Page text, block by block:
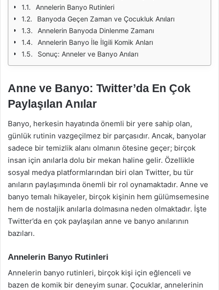
Annelerin Banyo Rutinleri
Banyoda Geçen Zaman ve Çocukluk Anıları
Annelerin Banyoda Dinlenme Zamanı
Annelerin Banyo İle İlgili Komik Anları
Sonuç: Anneler ve Banyo Anıları
Anne ve Banyo: Twitter’da En Çok
Paylaşılan Anılar
Banyo, herkesin hayatında önemli bir yere sahip olan,
günlük rutinin vazgeçilmez bir parçasıdır. Ancak, banyolar
sadece bir temizlik alanı olmanın ötesine geçer; birçok
insan için anılarla dolu bir mekan haline gelir. Özellikle
sosyal medya platformlarından biri olan Twitter, bu tür
anıların paylaşımında önemli bir rol oynamaktadır. Anne ve
banyo temalı hikayeler, birçok kişinin hem gülümsemesine
hem de nostaljik anılarla dolmasına neden olmaktadır. İşte
Twitter’da en çok paylaşılan anne ve banyo anılarının
bazıları.
Annelerin Banyo Rutinleri
Annelerin banyo rutinleri, birçok kişi için eğlenceli ve
bazen de komik bir deneyim sunar. Çocuklar, annelerinin